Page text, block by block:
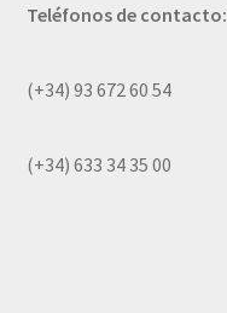
Teléfonos de contacto:
(+34) 93 672 60 54
(+34) 633 34 35 00